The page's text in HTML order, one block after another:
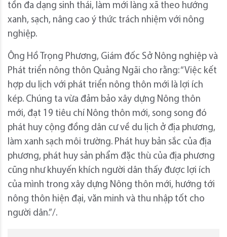
tồn đa dạng sinh thái, làm mới làng xã theo hướng
xanh, sạch, nâng cao ý thức trách nhiệm với nông
nghiệp.
Ông Hồ Trọng Phương, Giám đốc Sở Nông nghiệp và
Phát triển nông thôn Quảng Ngãi cho rằng: “Việc kết
hợp du lịch với phát triển nông thôn mới là lợi ích
kép. Chúng ta vừa đảm bảo xây dựng Nông thôn
mới, đạt 19 tiêu chí Nông thôn mới, song song đó
phát huy cộng đồng dân cư về du lịch ở địa phương,
làm xanh sạch môi trường. Phát huy bản sắc của địa
phương, phát huy sản phẩm đặc thù của địa phương
cũng như khuyến khích người dân thấy được lợi ích
của mình trong xây dựng Nông thôn mới, hướng tới
nông thôn hiện đại, văn minh và thu nhập tốt cho
người dân.”/.